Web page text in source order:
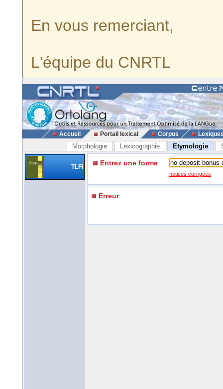
En vous remerciant,
L'équipe du CNRTL
Accueil Portail lexical Corpus
Morphologie Lexicographie Etymologie
TLFi Entrez une forme
notices corrigées
Erreur